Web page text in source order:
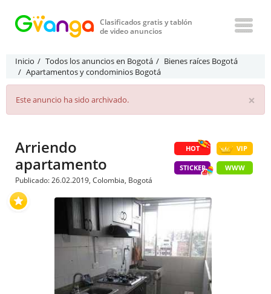
Clasificados gratis y tablón
de video anuncios
Inicio Todos los anuncios en Bogotá
Bienes raíces Bogotá
Apartamentos y condominios Bogotá
×
Este anuncio ha sido archivado.
HOT VIP
STICKER WWW
Arriendo
apartamento
Publicado: 26.02.2019, Colombia, Bogotá